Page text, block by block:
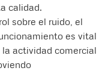
calidad.
sobre el ruido, el
es vital
actividad comercial